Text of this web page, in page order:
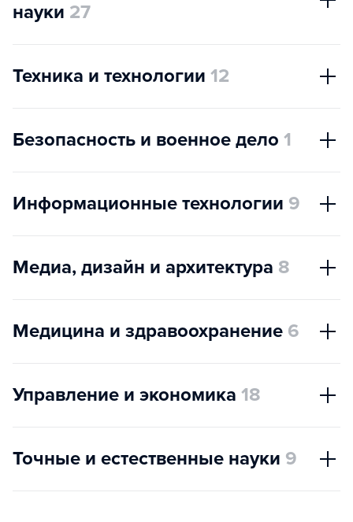
науки 27
Техника и технологии 12
Безопасность и военное дело 1
Информационные технологии 9
Медиа, дизайн и архитектура 8
Медицина и здравоохранение 6
Управление и экономика 18
Точные и естественные науки 9